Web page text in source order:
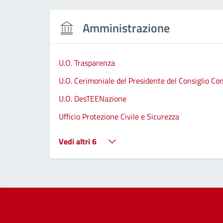
Amministrazione
U.O. Trasparenza
U.O. Cerimoniale del Presidente del Consiglio
U.O. DesTEENazione
Ufficio Protezione Civile e Sicurezza
Vedi altri 6